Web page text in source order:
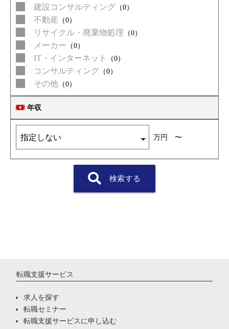
建設コンサルティング （0）
不動産 （0）
リサイクル・廃棄物処理 （0）
メーカー （0）
IT・インターネット （0）
コンサルティング （0）
その他 （0）
年収
万円 〜
検索する
転職支援サービス
求人を探す
転職セミナー
転職支援サービスに申し込む